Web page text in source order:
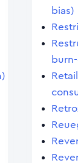
bias)